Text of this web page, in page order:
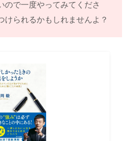
ので一度やってみてくださ
けられるかもしれませんよ？